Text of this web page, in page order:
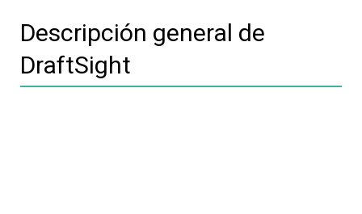
Descripción general de
DraftSight